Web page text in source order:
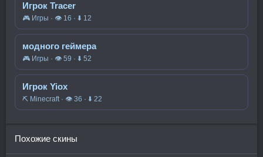
Игрок Tracer
🎮 Игры · 👁 16 · ⬇ 12
модного геймера
🎮 Игры · 👁 59 · ⬇ 52
Игрок Yiox
⛏️ Minecraft · 👁 36 · ⬇ 22
Похожие скины